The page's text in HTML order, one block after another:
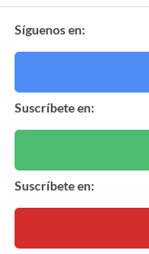
Síguenos en:
Suscríbete en:
Suscríbete en: